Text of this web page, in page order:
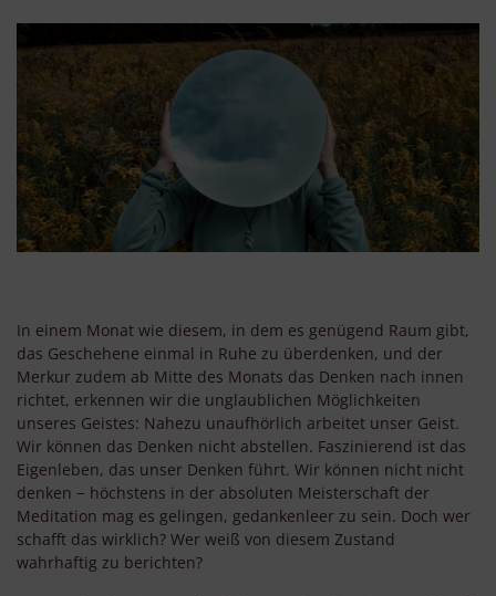
In einem Monat wie diesem, in dem es genügend Raum gibt,
das Geschehene einmal in Ruhe zu überdenken, und der
Merkur zudem ab Mitte des Monats das Denken nach innen
richtet, erkennen wir die unglaublichen Möglichkeiten
unseres Geistes: Nahezu unaufhörlich arbeitet unser Geist.
Wir können das Denken nicht abstellen. Faszinierend ist das
Eigenleben, das unser Denken führt. Wir können nicht nicht
denken − höchstens in der absoluten Meisterschaft der
Meditation mag es gelingen, gedankenleer zu sein. Doch wer
schafft das wirklich? Wer weiß von diesem Zustand
wahrhaftig zu berichten?